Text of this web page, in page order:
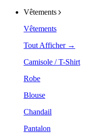
Vêtements
Vêtements
Tout Afficher →
Camisole / T-Shirt
Robe
Blouse
Chandail
Pantalon